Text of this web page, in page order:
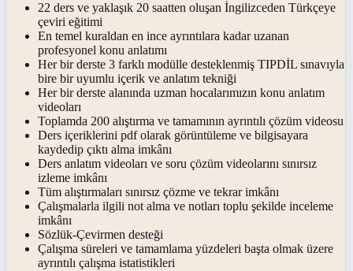
22 ders ve yaklaşık 20 saatten oluşan İngilizceden Türkçeye
çeviri eğitimi
En temel kuraldan en ince ayrıntılara kadar uzanan
profesyonel konu anlatımı
Her bir derste 3 farklı modülle desteklenmiş TIPDİL sınavıyla
bire bir uyumlu içerik ve anlatım tekniği
Her bir derste alanında uzman hocalarımızın konu anlatım
videoları
Toplamda 200 alıştırma ve tamamının ayrıntılı çözüm videosu
Ders içeriklerini pdf olarak görüntüleme ve bilgisayara
kaydedip çıktı alma imkânı
Ders anlatım videoları ve soru çözüm videolarını sınırsız
izleme imkânı
Tüm alıştırmaları sınırsız çözme ve tekrar imkânı
Çalışmalarla ilgili not alma ve notları toplu şekilde inceleme
imkânı
Sözlük-Çevirmen desteği
Çalışma süreleri ve tamamlama yüzdeleri başta olmak üzere
ayrıntılı çalışma istatistikleri